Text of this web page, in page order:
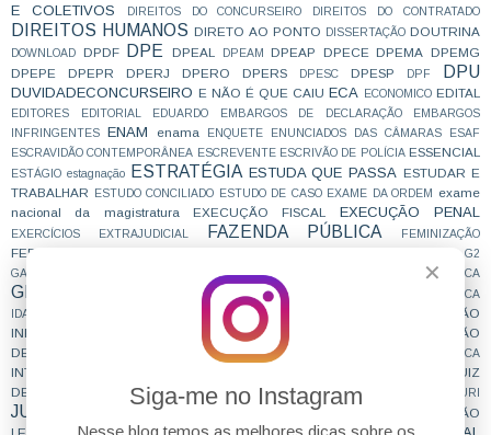
✕
Siga-me no Instagram
Nesse blog temos as melhores dicas sobre os
E COLETIVOS
DIREITOS DO CONCURSEIRO DIREITOS DO CONTRATADO
DIREITOS HUMANOS DIRETO AO PONTO DISSERTAÇÃO DOUTRINA
DOWNLOAD DPDF DPE DPEAL DPEAM DPEAP DPECE DPEMA DPEMG
DPEPE
DPEPR DPERJ DPERO DPERS DPESC DPESP DPF DPU
DUVIDADECONCURSEIRO E NÃO É QUE CAIU ECA ECONOMICO EDITAL
EDITORES EDITORIAL EDUARDO EMBARGOS DE DECLARAÇÃO
EMBARGOS
INFRINGENTES
ENAM enama ENQUETE ENUNCIADOS DAS CÂMARAS
ESAF
ESCRAVIDÃO CONTEMPORÂNEA ESCREVENTE ESCRIVÃO DE POLÍCIA ESSENCIAL
ESTÁGIO estagnação ESTRATÉGIA ESTUDA QUE PASSA ESTUDAR E
TRABALHAR
ESTUDO CONCILIADO ESTUDO DE CASO EXAME DA ORDEM
exame
nacional da magistratura
EXECUÇÃO FISCAL EXECUÇÃO PENAL
EXERCÍCIOS EXTRAJUDICIAL FAZENDA PÚBLICA FEMINIZAÇÃO
FERIADO
G2
GABARITANDO
GABARITO EXTRAOFICIAL GRAMÁTICA
GRANDES JULGAMENTOS GRUPO 1
HUMANÍSTICA
IDADE
IMPROBIDADE ADMINISTRATIVA
INDICAÇÃO
INFORMAÇÃO
INFORMATIVOS INQUÉRITO POLICIAL
INSCRIÇÃO
DEFINITIVA
INSS INSTAGRAM INTERCEPTAÇÃO TELEFÔNICA
INTERNACIONAL
JUIZ
DE DIREITO
JUIZ ESTADUAL JUIZ FEDERAL JUIZADO ESPECIAL JURI
JURISPRUDENCIA JURISPRUDÊNCIA EM TESES
LEGISLAÇÃO
LEGISLAÇÃO INTERNACIONAL